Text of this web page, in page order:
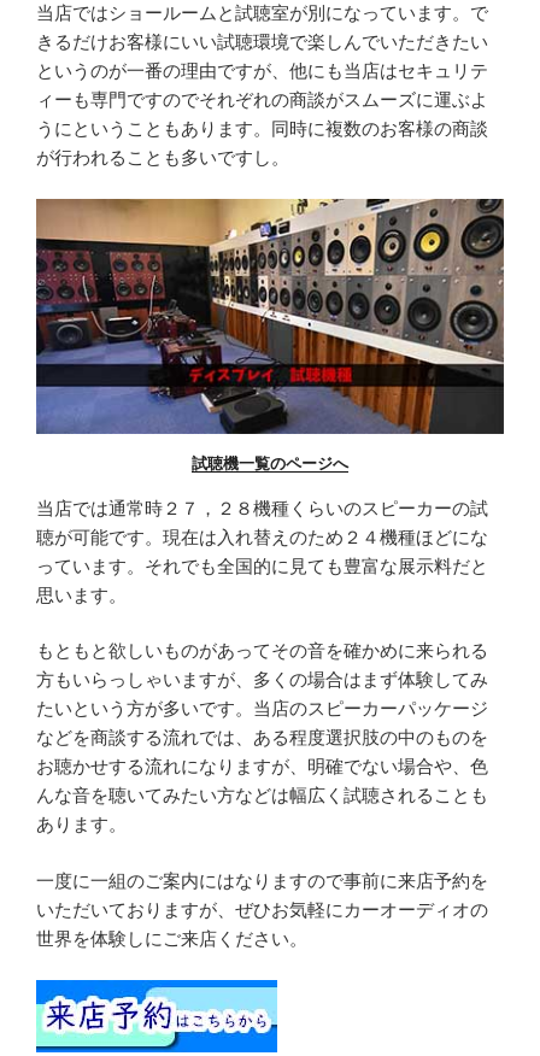
当店ではショールームと試聴室が別になっています。で
きるだけお客様にいい試聴環境で楽しんでいただきたい
というのが一番の理由ですが、他にも当店はセキュリテ
ィーも専門ですのでそれぞれの商談がスムーズに運ぶよ
うにということもあります。同時に複数のお客様の商談
が行われることも多いですし。
試聴機一覧のページへ
当店では通常時２７，２８機種くらいのスピーカーの試
聴が可能です。現在は入れ替えのため２４機種ほどにな
っています。それでも全国的に見ても豊富な展示料だと
思います。
もともと欲しいものがあってその音を確かめに来られる
方もいらっしゃいますが、多くの場合はまず体験してみ
たいという方が多いです。当店のスピーカーパッケージ
などを商談する流れでは、ある程度選択肢の中のものを
お聴かせする流れになりますが、明確でない場合や、色
んな音を聴いてみたい方などは幅広く試聴されることも
あります。
一度に一組のご案内にはなりますので事前に来店予約を
いただいておりますが、ぜひお気軽にカーオーディオの
世界を体験しにご来店ください。